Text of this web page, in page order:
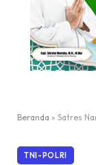
Beranda » Satres
TNI-POLRI